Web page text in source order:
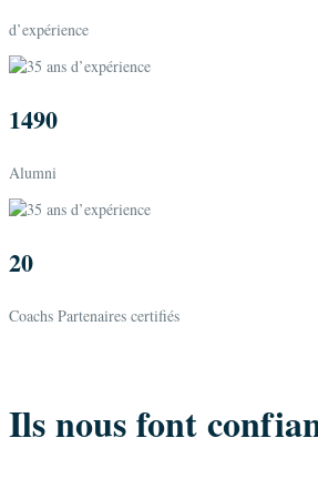
d’expérience
1490
Alumni
20
Coachs Partenaires certifiés
Ils nous font